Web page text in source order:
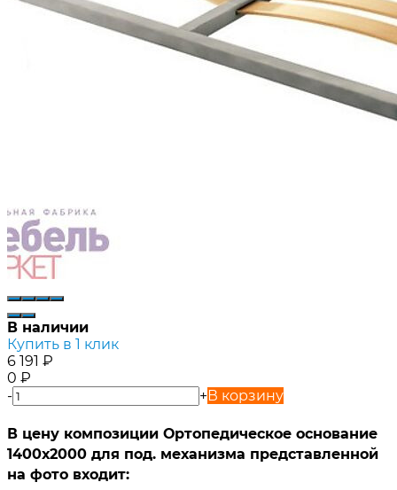
В наличии
Купить в 1 клик
6 191 ₽
0 ₽
-
+В корзину
В цену композиции Ортопедическое основание
1400х2000 для под. механизма представленной
на фото входит: